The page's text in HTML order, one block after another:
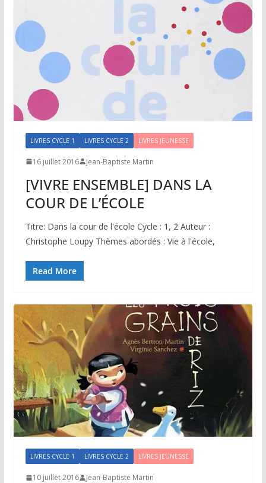
LIVRES CYCLE 1 LIVRES CYCLE 2 LIVRES JEUNESSE
16 juillet 2016 Jean-Baptiste Martin
[VIVRE ENSEMBLE] DANS LA
COUR DE L’ÉCOLE
Titre: Dans la cour de l'école Cycle : 1, 2 Auteur :
Christophe Loupy Thèmes abordés : Vie à l'école,
Read More
LIVRES CYCLE 1 LIVRES CYCLE 2 LIVRES JEUNESSE
10 juillet 2016 Jean-Baptiste Martin